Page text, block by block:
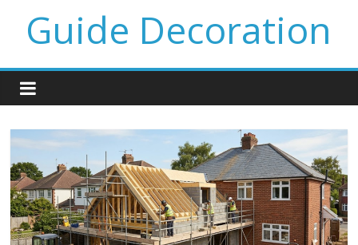
Guide Decoration